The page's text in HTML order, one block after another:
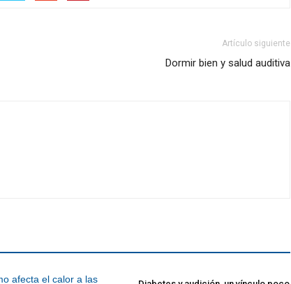
Artículo siguiente
Dormir bien y salud auditiva